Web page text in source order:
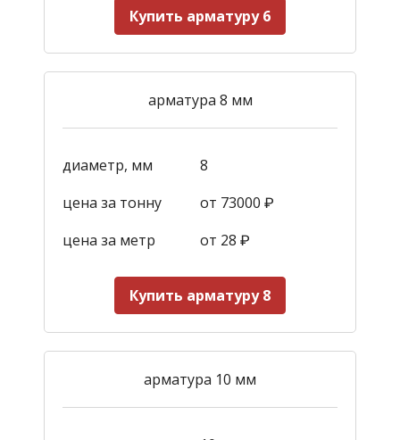
Купить арматуру 6
арматура 8 мм
диаметр, мм
8
цена за тонну
от 73000 ₽
цена за метр
от 28 ₽
Купить арматуру 8
арматура 10 мм